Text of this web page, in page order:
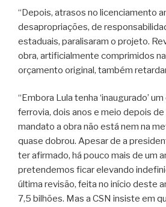
“Depois, atrasos no licenciamento
desapropriações, de
estaduais, paralisaram o projeto.
obra, artificialmente comprimidos
orçamento original, também
“Embora Lula tenha ‘inaugurado’
ferrovia, dois anos e meio depois
mandato a obra não está nem na
quase dobrou. Apesar de a
ter afirmado, há pouco mais de um
pretendemos ficar elevando
última revisão, feita no início deste
7,5 bilhões. Mas a CSN insiste em